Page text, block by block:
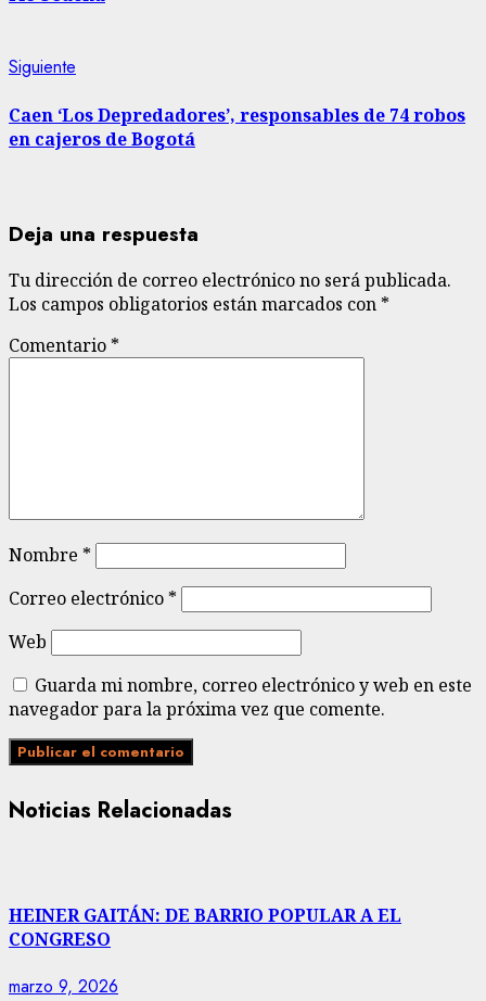
Siguiente
Caen ‘Los Depredadores’, responsables de 74 robos
en cajeros de Bogotá
Deja una respuesta
Tu dirección de correo electrónico no será publicada.
Los campos obligatorios están marcados con *
Comentario *
Nombre *
Correo electrónico *
Web
Guarda mi nombre, correo electrónico y web en este
navegador para la próxima vez que comente.
Noticias Relacionadas
HEINER GAITÁN: DE BARRIO POPULAR A EL
CONGRESO
marzo 9, 2026